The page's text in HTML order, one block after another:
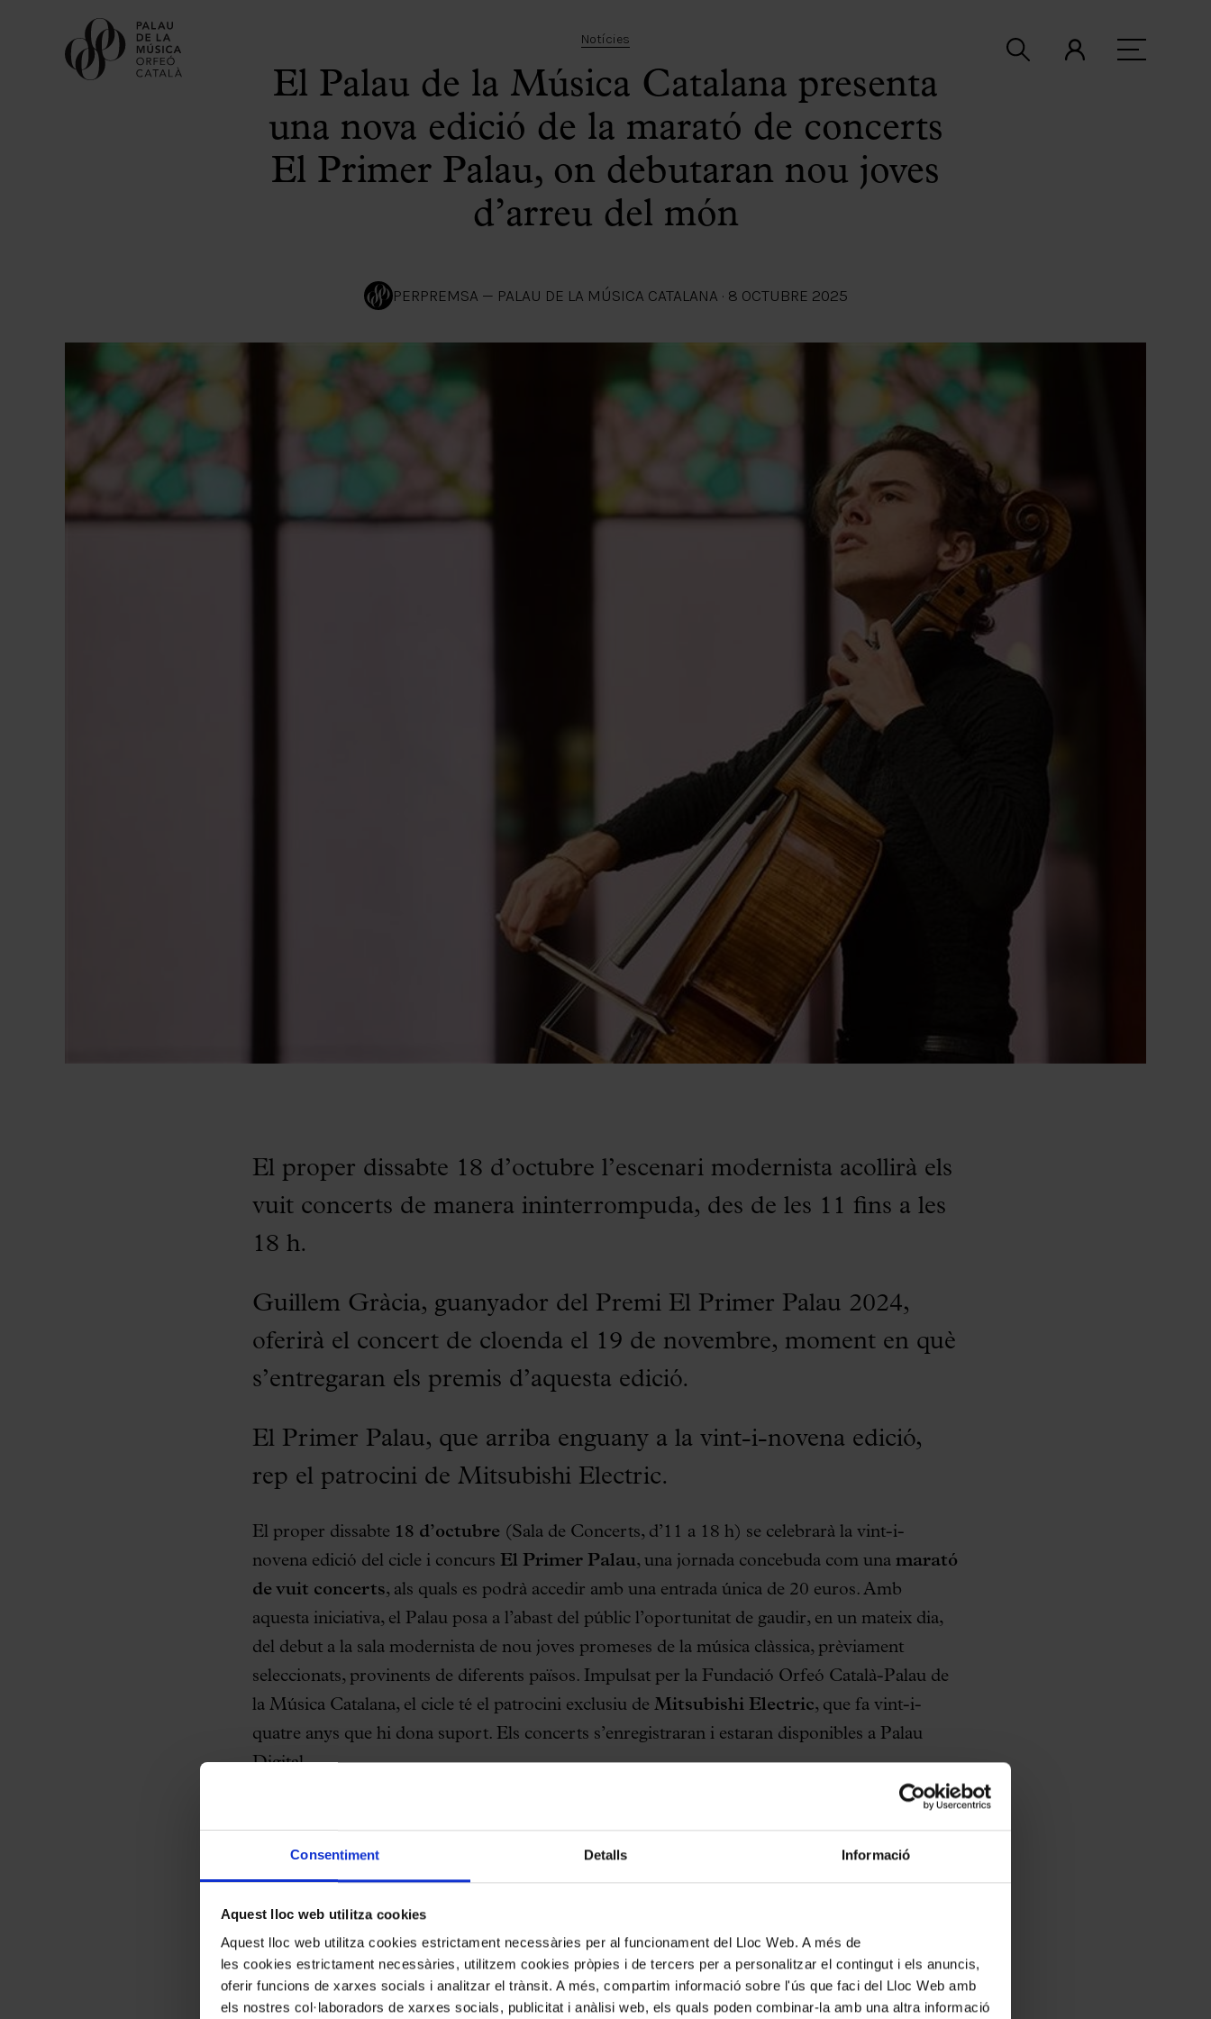
Consentiment Detalls Informació
Aquest lloc web utilitza cookies
Aquest lloc web utilitza cookies estrictament necessàries per al funcionament del Lloc Web. A més de
les cookies estrictament necessàries, utilitzem cookies pròpies i de tercers per a personalitzar el contingut i els anuncis,
oferir funcions de xarxes socials i analitzar el trànsit. A més, compartim informació sobre l'ús que faci del Lloc Web amb
els nostres col·laboradors de xarxes socials, publicitat i anàlisi web, els quals poden combinar-la amb una altra informació
Notícies
El Palau de la Música Catalana presenta
una nova edició de la marató de concerts
El Primer Palau, on debutaran nou joves
d’arreu del món
PERPREMSA — PALAU DE LA MÚSICA CATALANA · 8 OCTUBRE 2025
El proper dissabte 18 d’octubre l’escenari modernista acollirà els
vuit concerts de manera ininterrompuda, des de les 11 fins a les
18 h.
Guillem Gràcia, guanyador del Premi El Primer Palau 2024,
oferirà el concert de cloenda el 19 de novembre, moment en què
s’entregaran els premis d’aquesta edició.
El Primer Palau, que arriba enguany a la vint-i-novena edició,
rep el patrocini de Mitsubishi Electric.
El proper dissabte 18 d’octubre (Sala de Concerts, d’11 a 18 h) se celebrarà la vint-i-
novena edició del cicle i concurs El Primer Palau, una jornada concebuda com una marató
de vuit concerts, als quals es podrà accedir amb una entrada única de 20 euros. Amb
aquesta iniciativa, el Palau posa a l’abast del públic l’oportunitat de gaudir, en un mateix dia,
del debut a la sala modernista de nou joves promeses de la música clàssica, prèviament
seleccionats, provinents de diferents països. Impulsat per la Fundació Orfeó Català-Palau de
la Música Catalana, el cicle té el patrocini exclusiu de Mitsubishi Electric, que fa vint-i-
quatre anys que hi dona suport. Els concerts s’enregistraran i estaran disponibles a Palau
Digital.
El Primer Palau, amb la seva trajectòria, s’ha consolidat com un espai de referència per als
que han estat seleccionats d’entre les161 sol·licitudsrebudes, tant nacionals com
internacionals.